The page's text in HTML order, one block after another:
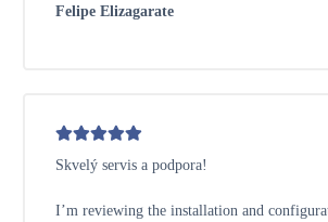
Felipe Elizagarate
Skvelý servis a podpora!
I’m reviewing the installation and